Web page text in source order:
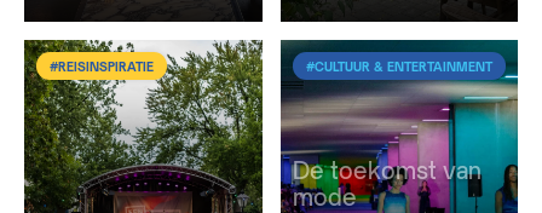
#REISINSPIRATIE #CULTUUR & ENTERTAINMENT
De toekomst van
mode